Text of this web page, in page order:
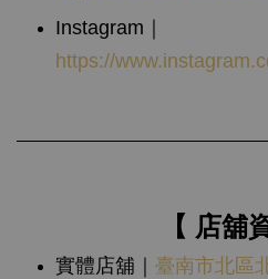
Instagram｜
https://
【 店舖
實體店舖｜ 臺南市北區